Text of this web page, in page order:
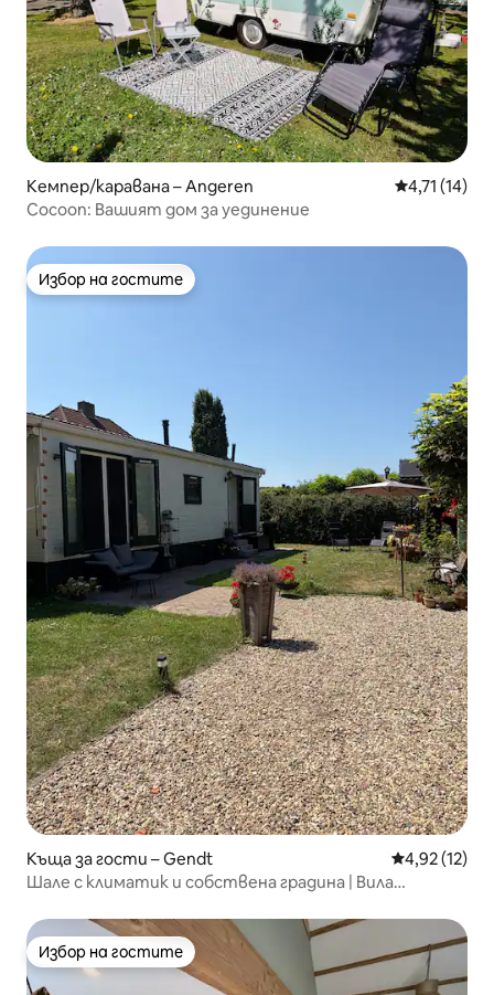
Кемпер/каравана – Angeren Средна
4,71 (14)
Cocoon: Вашият дом за уединение
Избор на гостите
Избор на гостите
Къща за гости – Gendt Средна
4,92 (12)
Шале с климатик и собствена градина | Вила
Избор на гостите
Избор на гостите